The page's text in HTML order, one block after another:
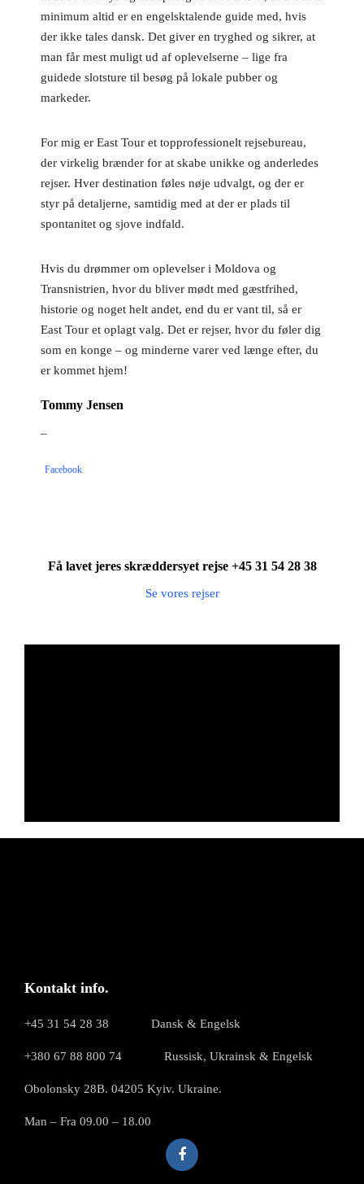
minimum altid er en engelsktalende guide med, hvis
der ikke tales dansk. Det giver en tryghed og sikrer, at
man får mest muligt ud af oplevelserne – lige fra
guidede slotsture til besøg på lokale pubber og
markeder.
For mig er East Tour et topprofessionelt rejsebureau,
der virkelig brænder for at skabe unikke og anderledes
rejser. Hver destination føles nøje udvalgt, og der er
styr på detaljerne, samtidig med at der er plads til
spontanitet og sjove indfald.
Hvis du drømmer om oplevelser i Moldova og
Transnistrien, hvor du bliver mødt med gæstfrihed,
historie og noget helt andet, end du er vant til, så er
East Tour et oplagt valg. Det er rejser, hvor du føler dig
som en konge – og minderne varer ved længe efter, du
er kommet hjem!
Tommy Jensen
–
Facebook
Få lavet jeres skræddersyet rejse +45 31 54 28 38
Se vores rejser
Kontakt info.
+45 31 54 28 38 Dansk & Engelsk
+380 67 88 800 74 Russisk, Ukrainsk & Engelsk
Obolonsky 28B. 04205 Kyiv. Ukraine.
Man – Fra 09.00 – 18.00